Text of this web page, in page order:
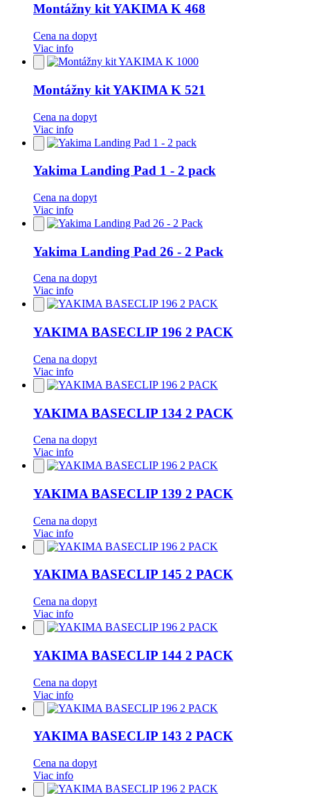
Montážny kit YAKIMA K 468
Cena na dopyt
Viac info
Pridať
do
obľúbených
Montážny kit YAKIMA K 521
Cena na dopyt
Viac info
Pridať
do
obľúbených
Yakima Landing Pad 1 - 2 pack
Cena na dopyt
Viac info
Pridať
do
Yakima Landing Pad 26 - 2 Pack
Cena na dopyt
Viac info
Pridať
do
YAKIMA BASECLIP 196 2 PACK
Cena na dopyt
Viac info
Pridať
do
YAKIMA BASECLIP 134 2 PACK
Cena na dopyt
Viac info
Pridať
do
YAKIMA BASECLIP 139 2 PACK
Cena na dopyt
Viac info
Pridať
do
YAKIMA BASECLIP 145 2 PACK
Cena na dopyt
Viac info
Pridať
do
YAKIMA BASECLIP 144 2 PACK
Cena na dopyt
Viac info
Pridať
do
YAKIMA BASECLIP 143 2 PACK
Cena na dopyt
Viac info
Pridať
do